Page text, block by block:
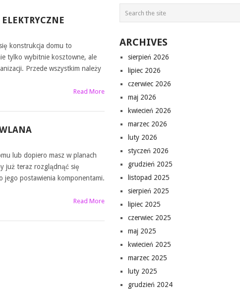
konstrukcja domu to
tylko wybitnie kosztowne, ale
Przede wszystkim należy
Read More
lub dopiero masz w planach
już teraz rozglądnąć się
jego postawienia komponentami.
Read More
ARCHIVES
sierpień 2026
lipiec 2026
czerwiec 2026
maj 2026
kwiecień 2026
marzec 2026
luty 2026
styczeń 2026
grudzień 2025
listopad 2025
sierpień 2025
lipiec 2025
czerwiec 2025
maj 2025
kwiecień 2025
marzec 2025
luty 2025
grudzień 2024